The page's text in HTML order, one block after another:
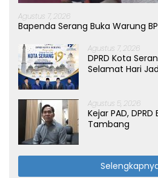
Agustus 7, 2026
Bapenda Serang Buka Warung
Agustus 7, 2026
DPRD Kota
Selamat Hari
Agustus 5, 2026
Kejar PAD,
Tambang